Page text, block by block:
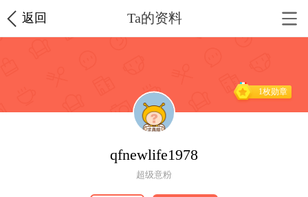
返回 Ta的资料
1枚勋章
qfnewlife1978
超级意粉